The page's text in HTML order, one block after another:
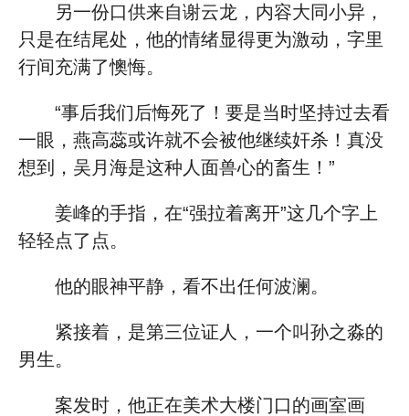
另一份口供来自谢云龙，内容大同小异，
只是在结尾处，他的情绪显得更为激动，字里
行间充满了懊悔。
“事后我们后悔死了！要是当时坚持过去看
一眼，燕高蕊或许就不会被他继续奸杀！真没
想到，吴月海是这种人面兽心的畜生！”
姜峰的手指，在“强拉着离开”这几个字上
轻轻点了点。
他的眼神平静，看不出任何波澜。
紧接着，是第三位证人，一个叫孙之淼的
男生。
案发时，他正在美术大楼门口的画室画